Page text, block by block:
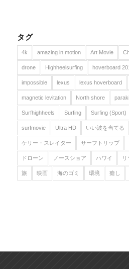
タグ
4k amazing in motion Art Movie
drone Highheelsurfing hoverboard
impossible lexus lexus hoverboard
magnetic levitation North shore
Surfhighheels Surfing Surfing (Sport)
surfmovie Ultra HD いい波を当てる
ケリー・スレイター サーフトリップ
ドローン ノースショア ハワイ リ
旅 映画 海のゴミ 環境 癒し